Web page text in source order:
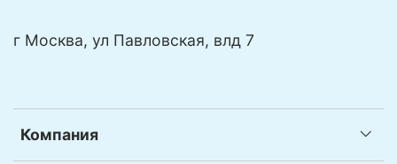
Компания
г Москва, ул Павловская, влд 7